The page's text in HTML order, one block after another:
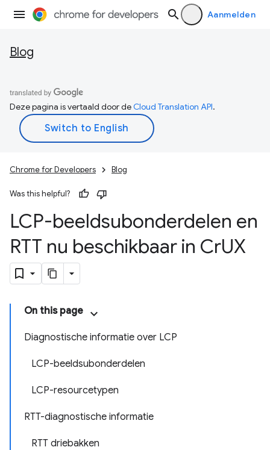
Aanmelden
Blog
Deze pagina is vertaald door deCloud Translation API.
Chrome for Developers Blog
Was this helpful?
LCP-beeldsubonderdelen en
RTT nu beschikbaar in CrUX
On this page
Diagnostische informatie over LCP
LCP-beeldsubonderdelen
LCP-resourcetypen
RTT-diagnostische informatie
RTT driebakken